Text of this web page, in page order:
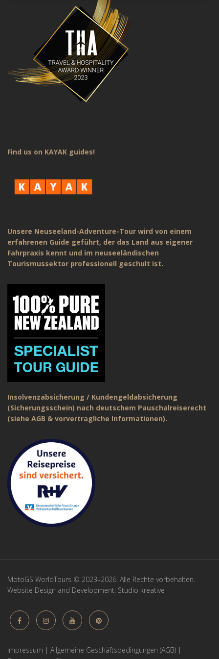
Find us on KAYAK guides!
Unsere Neuseeland-Adventure-Tour wird von einem
erfahrenen Guide geführt, der das Land aus eigener
Fahrpraxis kennt und im neuseeländischen
Tourismussektor professionell geschult ist.
Insolvenzabsicherung / Kundengeldabsicherung
(Sicherungsschein) nach deutschem Pauschalreiserecht
(siehe AGB & vorvertragliche Informationen).
MotoGS WorldTours © 2023–2026. Alle Rechte vorbehalten.
Website Design and Development: Studio kreative
Impressum | Allgemeine Geschäftsbedingungen (AGB) |